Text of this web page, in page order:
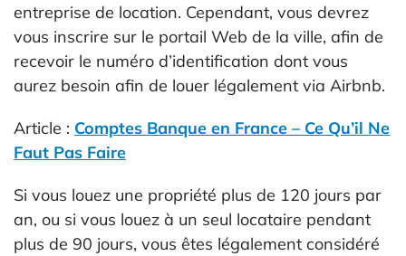
entreprise de location. Cependant, vous devrez
vous inscrire sur le portail Web de la ville, afin de
recevoir le numéro d’identification dont vous
aurez besoin afin de louer légalement via Airbnb.
Article : Comptes Banque en France – Ce Qu’il Ne
Faut Pas Faire
Si vous louez une propriété plus de 120 jours par
an, ou si vous louez à un seul locataire pendant
plus de 90 jours, vous êtes légalement considéré